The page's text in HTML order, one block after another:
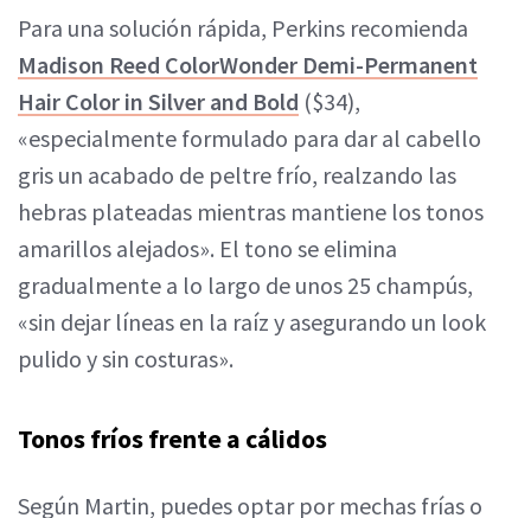
Para una solución rápida, Perkins recomienda
Madison Reed ColorWonder Demi-Permanent
Hair Color in Silver and Bold ($34),
«especialmente formulado para dar al cabello
gris un acabado de peltre frío, realzando las
hebras plateadas mientras mantiene los tonos
amarillos alejados». El tono se elimina
gradualmente a lo largo de unos 25 champús,
«sin dejar líneas en la raíz y asegurando un look
pulido y sin costuras».
Tonos fríos frente a cálidos
Según Martin, puedes optar por mechas frías o